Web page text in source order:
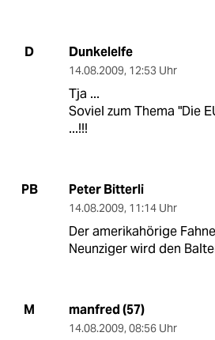
D Dunkelelfe
14.08.2009, 12:53 Uhr
Tja ...
Soviel zum Thema "Die
...!!!
PB Peter Bitterli
14.08.2009, 11:14 Uhr
Der amerikahörige
Neunziger wird den
M manfred (57)
14.08.2009, 08:56 Uhr